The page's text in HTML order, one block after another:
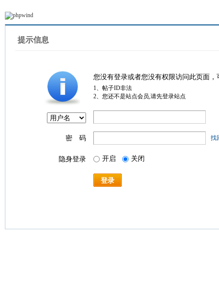
提示信息
您没有登录或者您没有权限访问此页面
1、帖子ID非法
2、您还不是站点会员,请先登录站点
密 码 找
隐身登录 开启 关闭
登录